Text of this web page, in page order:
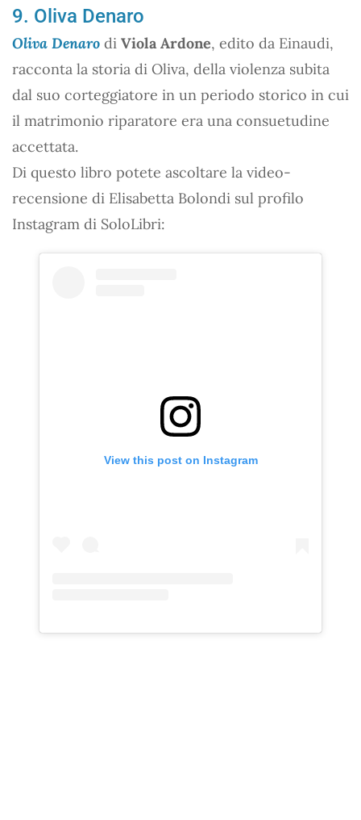
9. Oliva Denaro
Oliva Denaro di Viola Ardone, edito da Einaudi,
racconta la storia di Oliva, della violenza subita
dal suo corteggiatore in un periodo storico in cui
il matrimonio riparatore era una consuetudine
accettata.
Di questo libro potete ascoltare la video-
recensione di Elisabetta Bolondi sul profilo
Instagram di SoloLibri:
View this post on Instagram